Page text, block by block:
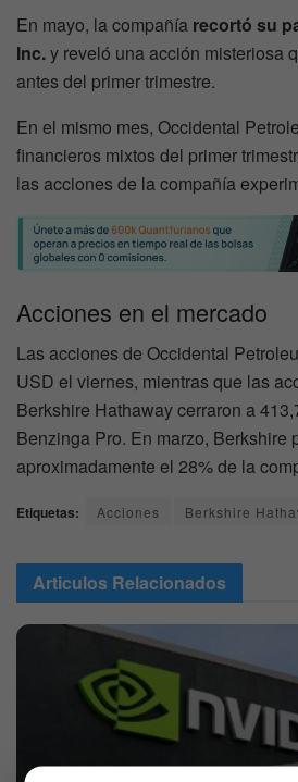
En mayo, la compañía recortó su
Inc.y reveló una acción misteriosa
antes del primer trimestre.
En el mismo mes, Occidental
financieros mixtos del primer
las acciones de la compañía
Acciones en el mercado
Las acciones de Occidental
USD el viernes, mientras que las
Berkshire Hathaway cerraron a
Benzinga Pro. En marzo, Berkshire
aproximadamente el 28% de la
Etiquetas: Acciones Berkshire
Articulos Relacionados